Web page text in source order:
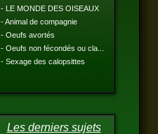
- LE MONDE DES OISEAUX
- Animal de compagnie
- Oeufs avortés
- Oeufs non fécondés ou cla...
- Sexage des calopsittes
Les derniers sujets